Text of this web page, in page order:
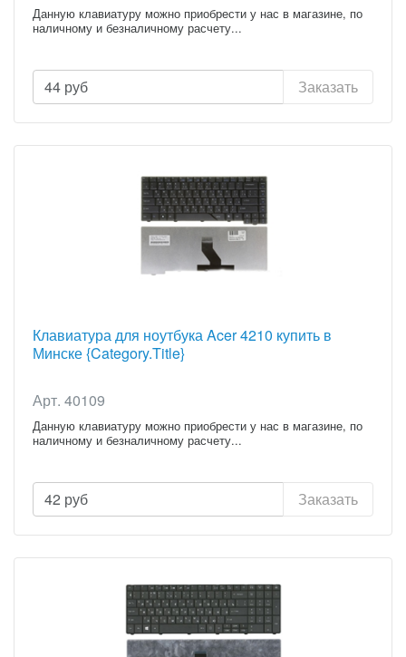
Данную клавиатуру можно приобрести у нас в магазине, по
наличному и безналичному расчету...
44 руб Заказать
Клавиатура для ноутбука Acer 4210 купить в
Минске {Category.Title}
Арт. 40109
Данную клавиатуру можно приобрести у нас в магазине, по
наличному и безналичному расчету...
42 руб Заказать